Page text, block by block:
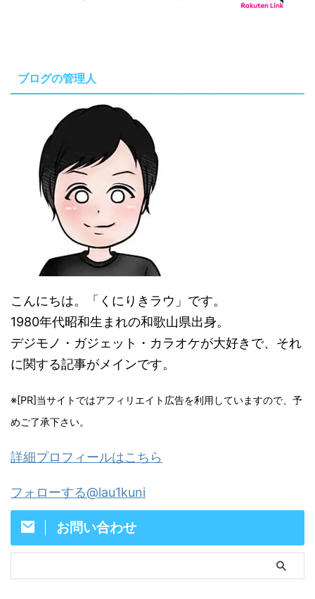
ブログの管理人
こんにちは。「くにりきラウ」です。
1980年代昭和生まれの和歌山県出身。
デジモノ・ガジェット・カラオケが大好きで、それ
に関する記事がメインです。
※[PR]当サイトではアフィリエイト広告を利用していますので、予
めご了承下さい。
詳細プロフィールはこちら
フォローする@lau1kuni
お問い合わせ